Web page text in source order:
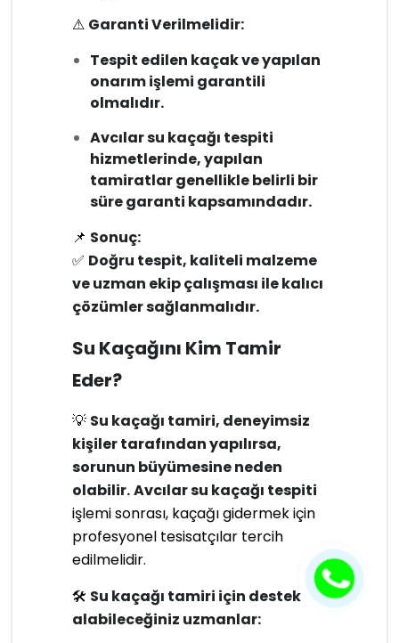
⚠ Garanti Verilmelidir:
Tespit edilen kaçak ve yapılan
onarım işlemi garantili
olmalıdır.
Avcılar su kaçağı tespiti
hizmetlerinde, yapılan
tamiratlar genellikle belirli bir
süre garanti kapsamındadır.
📌 Sonuç:
✅ Doğru tespit, kaliteli malzeme
ve uzman ekip çalışması ile kalıcı
çözümler sağlanmalıdır.
Su Kaçağını Kim Tamir
Eder?
💡 Su kaçağı tamiri, deneyimsiz
kişiler tarafından yapılırsa,
sorunun büyümesine neden
olabilir.Avcılar su kaçağı tespiti
işlemi sonrası, kaçağı gidermek için
profesyonel tesisatçılar tercih
edilmelidir.
🛠 Su kaçağı tamiri için destek
alabileceğiniz uzmanlar: